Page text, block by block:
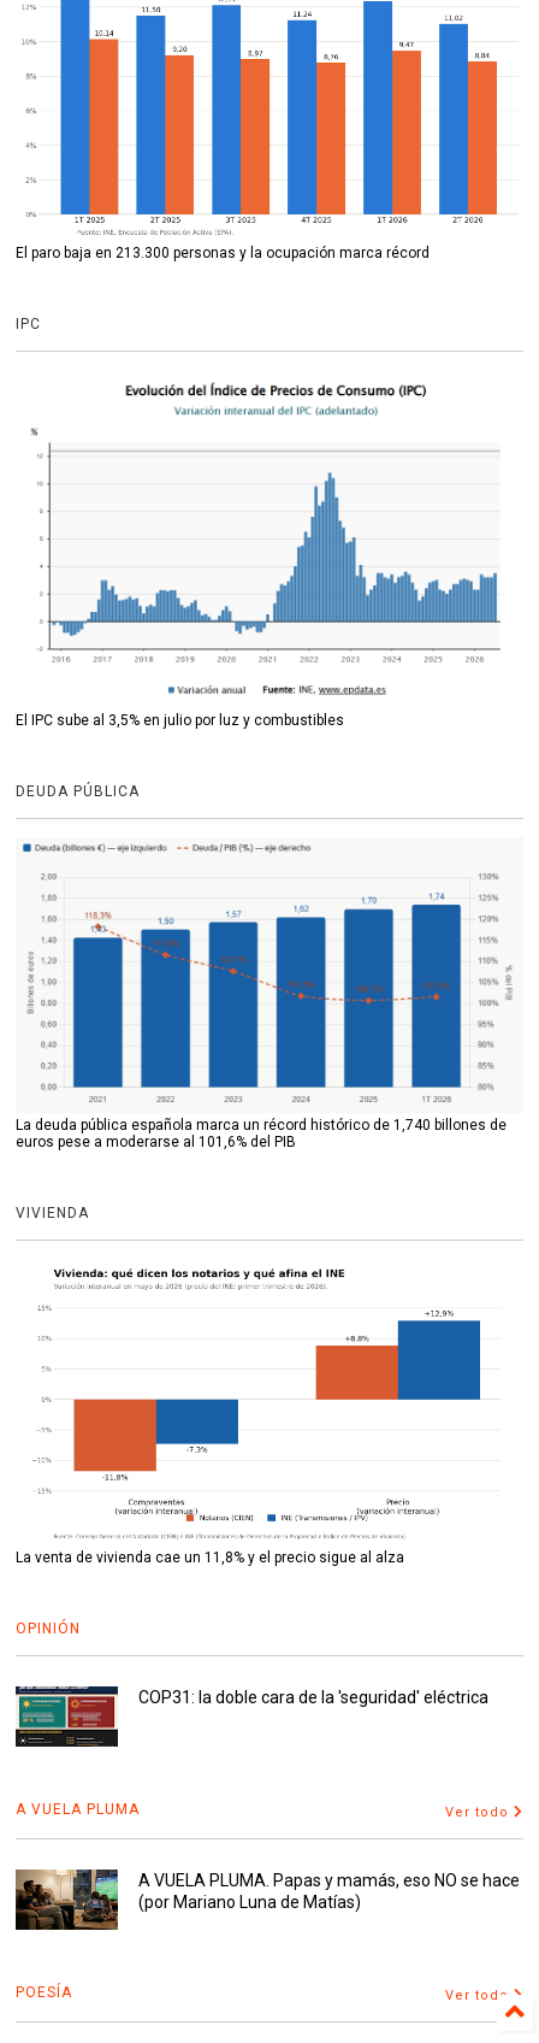
El paro baja en 213.300 personas y la ocupación marca récord
IPC
El IPC sube al 3,5% en julio por luz y combustibles
DEUDA PÚBLICA
La deuda pública española marca un récord histórico de 1,740 billones de
euros pese a moderarse al 101,6% del PIB
VIVIENDA
La venta de vivienda cae un 11,8% y el precio sigue al alza
OPINIÓN
COP31: la doble cara de la 'seguridad' eléctrica
A VUELA PLUMA Ver todo
A VUELA PLUMA. Papas y mamás, eso NO se hace
(por Mariano Luna de Matías)
POESÍA Ver todo